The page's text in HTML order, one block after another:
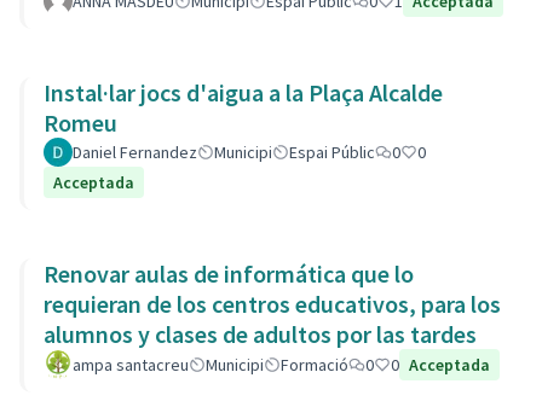
Instal·lar jocs d'aigua a la Plaça Alcalde
Romeu
Daniel Fernandez Municipi Espai Públic 0
0
Acceptada
Renovar aulas de informática que lo
requieran de los centros educativos, para los
alumnos y clases de adultos por las tardes
ampa santacreu Municipi Formació 0 0 Acceptada